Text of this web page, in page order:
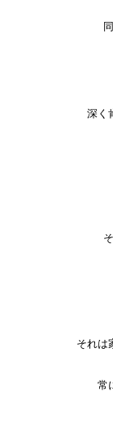
深く
それは
常